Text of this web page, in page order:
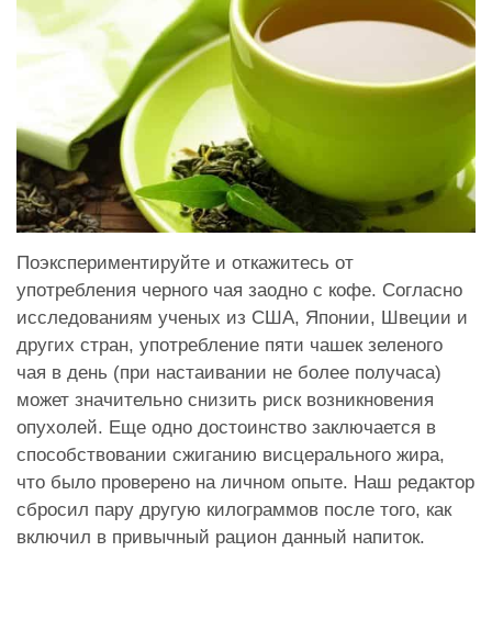
Поэкспериментируйте и откажитесь от
употребления черного чая заодно с кофе. Согласно
исследованиям ученых из США, Японии, Швеции и
других стран, употребление пяти чашек зеленого
чая в день (при настаивании не более получаса)
может значительно снизить риск возникновения
опухолей. Еще одно достоинство заключается в
способствовании сжиганию висцерального жира,
что было проверено на личном опыте. Наш редактор
сбросил пару другую килограммов после того, как
включил в привычный рацион данный напиток.